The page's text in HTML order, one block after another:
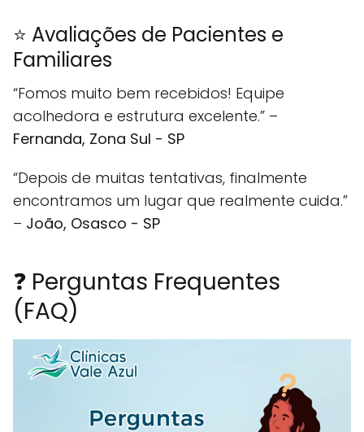
⭐ Avaliações de Pacientes e
Familiares
“Fomos muito bem recebidos! Equipe
acolhedora e estrutura excelente.” –
Fernanda, Zona Sul - SP
“Depois de muitas tentativas, finalmente
encontramos um lugar que realmente cuida.”
– João, Osasco - SP
❓ Perguntas Frequentes
(FAQ)